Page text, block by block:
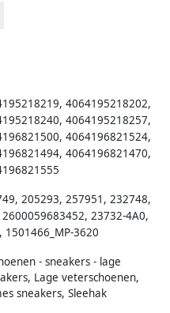
, 4064195218202,
, 4064195218257,
, 4064196821524,
, 4064196821470,
, 205293, 257951 , 232748,
2600059683452, 23732-4A0,
, 1501466_MP-3620
- sneakers - lage
Lage veterschoenen,
sneakers, Sleehak